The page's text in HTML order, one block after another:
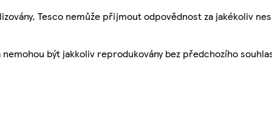
Tesco nemůže přijmout odpovědnost za jakékoliv
být jakkoliv reprodukovány bez předchozího